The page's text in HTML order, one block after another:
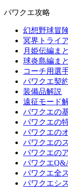
パワクエ攻略
幻想野球冒
冥界トライ
月姫伝編ま
球炎島編ま
コーチ用選
パワクエ契
装備品解説
遠征モード
パワクエの
パワクエの
パワクエの
パワクエの
パワクエの
パワクエ
パワクエ全
パワクエシ